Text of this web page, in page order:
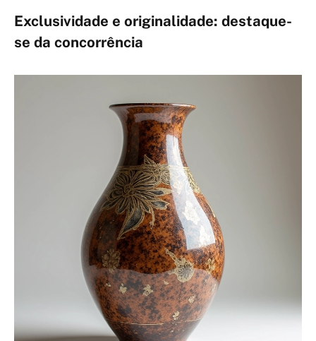
Exclusividade e originalidade: destaque-
se da concorrência